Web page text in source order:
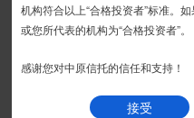
宏盈系列
精益系列
现金系列
接受
机构符合以上“合格投资者”标准。
或您所代表的机构为“合格投资者”。
感谢您对中原信托的信任和支持！
接受